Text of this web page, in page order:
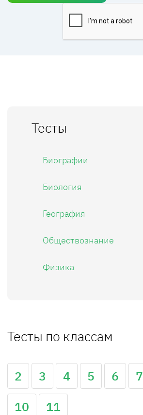
Тесты
Биографии
Биология
География
Обществознание
Физика
Тесты по классам
2 3 4 5 6 7
10
11